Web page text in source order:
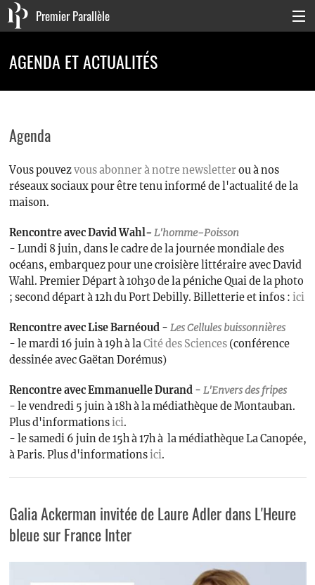
Premier Parallèle
Agenda & actualités
La maison
Connexion
AGENDA ET ACTUALITÉS
Agenda
Vous pouvezvous abonner à notre newsletterou à nos
réseaux sociaux pour être tenu informé de l'actualité de la
maison.
Rencontre avec David Wahl- L'homme-Poisson
- Lundi 8 juin, dans le cadre de la journée mondiale des
océans, embarquez pour une croisière littéraire avec David
Wahl. Premier Départ à 10h30 de la péniche Quai de la photo
; second départ à 12h du Port Debilly. Billetterie et infos : ici
Rencontre avec Lise Barnéoud - LesCellules buissonnières
- le mardi 16 juin à 19h à laCité des Sciences(conférence
dessinée avec Gaëtan Dorémus)
Rencontre avec Emmanuelle Durand - L'Envers des fripes
- le vendredi 5 juin à 18h à la médiathèque de Montauban.
Plus d'informationsici.
- le samedi 6 juin de 15h à 17h à la médiathèque La Canopée,
à Paris. Plus d'informationsici.
Galia Ackerman invitée de Laure Adler dans L'Heure
bleue sur France Inter